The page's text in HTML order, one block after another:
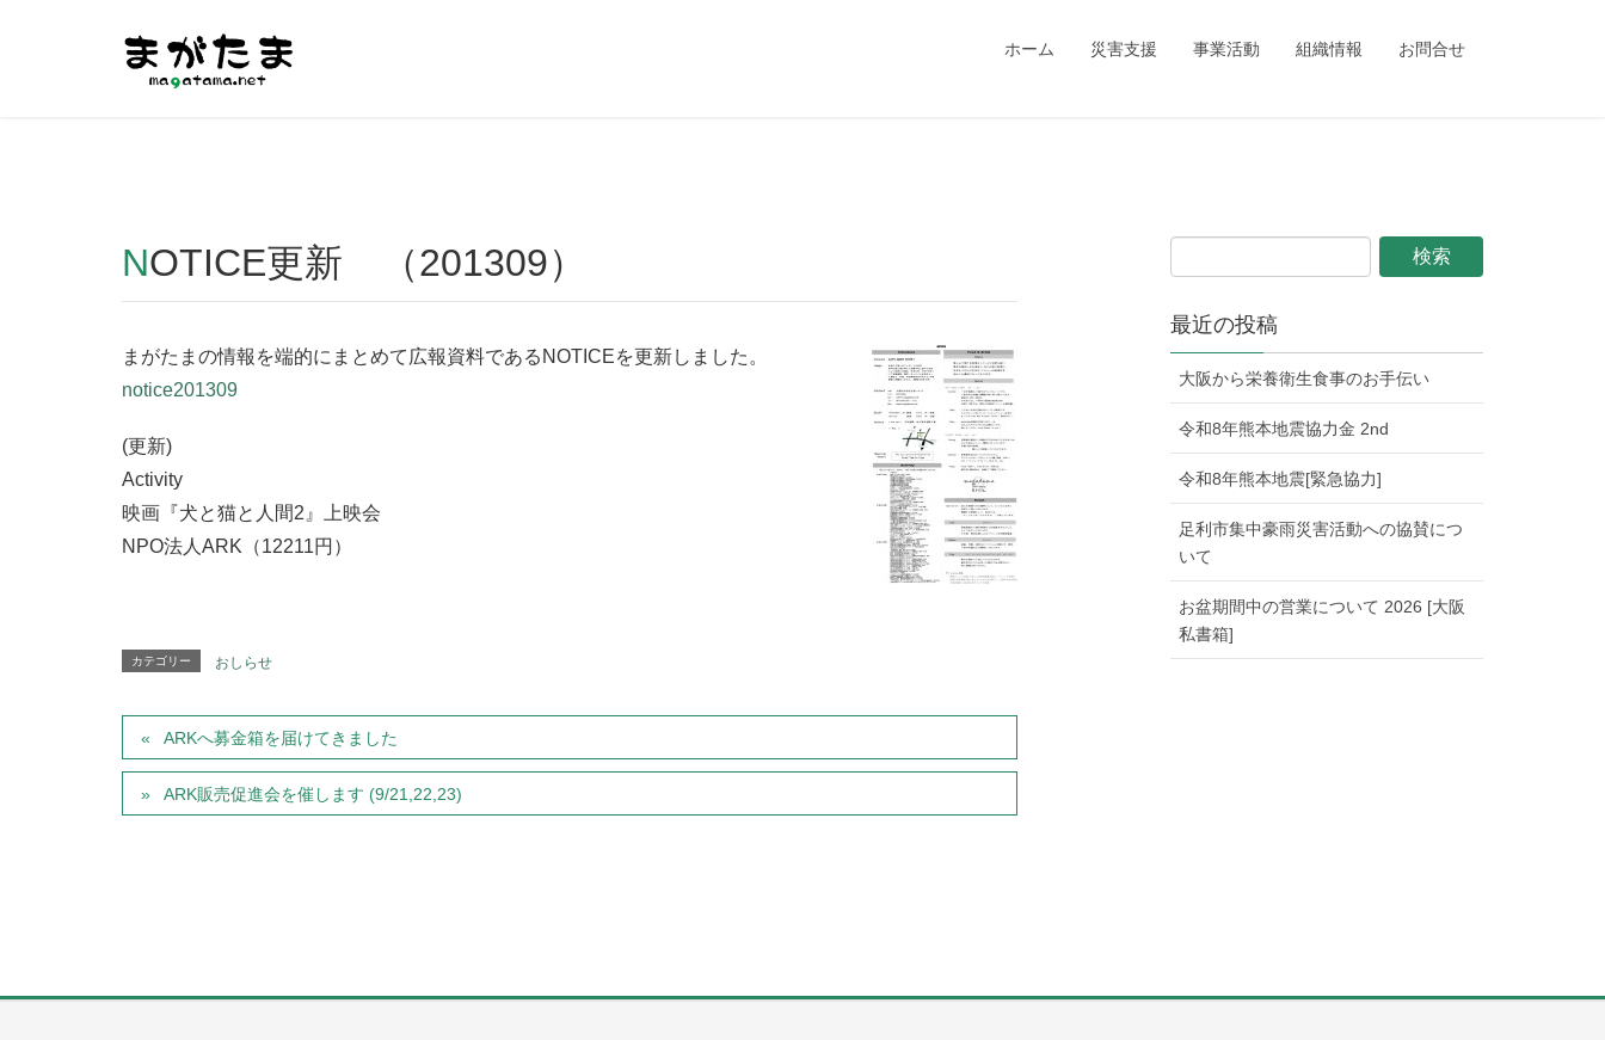
: Undefined array key "HTTP_REFERER" in /home/r2549115/public_html/magatama.net/wp-content/themes/lightning_child/single.php on line1
ホーム 災害支援 事業活動 組織情報 お問合せ
NOTICE更新 （201309）
まがたまの情報を端的にまとめて広報資料であるNOTICEを更新しました。
notice201309
(更新)
Activity
映画『犬と猫と人間2』上映会
NPO法人ARK（12211円）
カテゴリー おしらせ
ARKへ募金箱を届けてきました
ARK販売促進会を催します (9/21,22,23)
最近の投稿
大阪から栄養衛生食事のお手伝い
令和8年熊本地震協力金 2nd
令和8年熊本地震[緊急協力]
足利市集中豪雨災害活動への協賛につ
いて
お盆期間中の営業について 2026 [大阪
私書箱]